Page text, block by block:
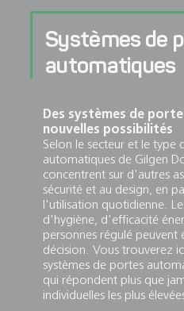
Systèmes de
automatiques
Des systèmes de
nouvelles possibilités
Selon le secteur et le type
automatiques de Gilgen
concentrent sur d'autres
sécurité et au design, en
l'utilisation quotidienne.
d'hygiène, d'efficacité
personnes régulé peuvent
décision. Vous trouverez
systèmes de portes
qui répondent plus que
individuelles les plus